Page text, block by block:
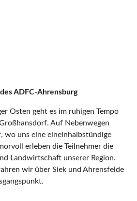
ADFC-Ahrensburg
Osten geht es im ruhigen Tempo
Auf Nebenwegen
wo uns eine eineinhalbstündige
erleben die Teilnehmer die
Landwirtschaft unserer Region.
wir über Siek und Ahrensfelde